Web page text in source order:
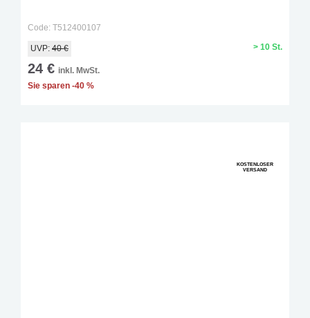
Code: T512400107
UVP: 40 €
24 € inkl. MwSt.
Sie sparen -40 %
> 10 St.
KOSTENLOSER
VERSAND